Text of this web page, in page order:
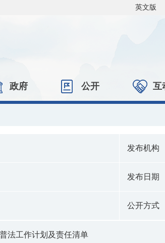
英文版
政府 公开 互
发布机构
发布日期
公开方式
法工作计划及责任清单